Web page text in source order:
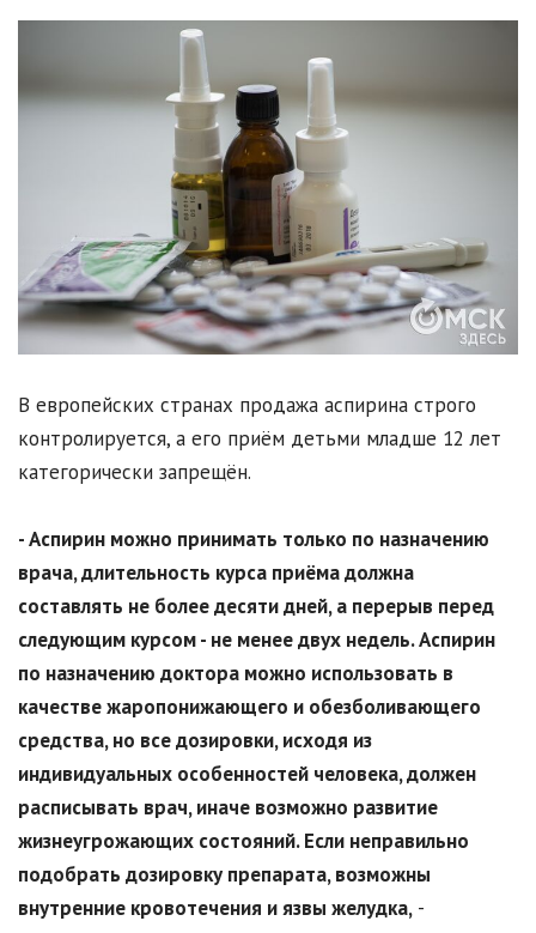
В европейских странах продажа аспирина строго
контролируется, а его приём детьми младше 12 лет
категорически запрещён.
- Аспирин можно принимать только по назначению
врача, длительность курса приёма должна
составлять не более десяти дней, а перерыв перед
следующим курсом - не менее двух недель. Аспирин
по назначению доктора можно использовать в
качестве жаропонижающего и обезболивающего
средства, но все дозировки, исходя из
индивидуальных особенностей человека, должен
расписывать врач, иначе возможно развитие
жизнеугрожающих состояний. Если неправильно
подобрать дозировку препарата, возможны
внутренние кровотечения и язвы желудка, -